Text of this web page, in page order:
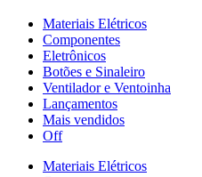
Materiais Elétricos
Componentes
Eletrônicos
Botões e Sinaleiro
Ventilador e Ventoinha
Lançamentos
Mais vendidos
Off
Materiais Elétricos